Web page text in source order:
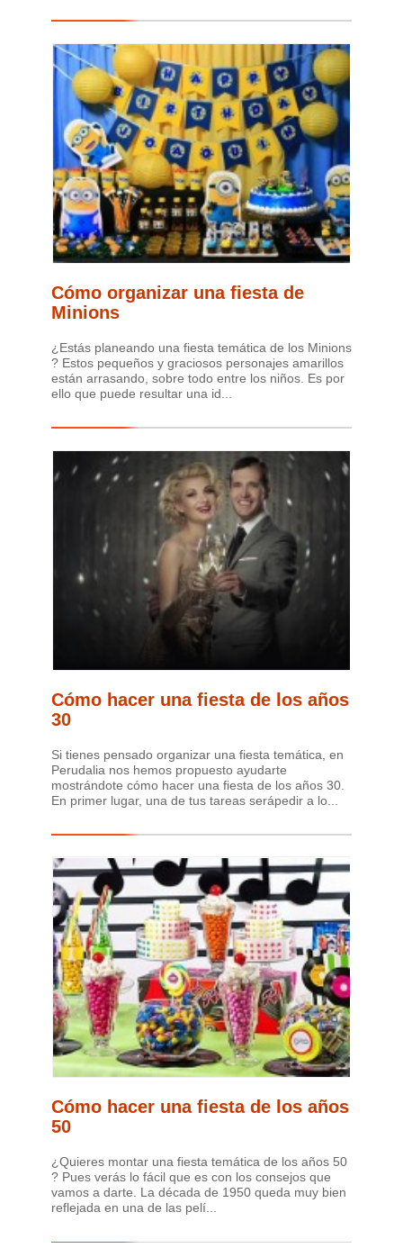
Cómo organizar una fiesta de
Minions
¿Estás planeando una fiesta temática de los Minions
? Estos pequeños y graciosos personajes amarillos
están arrasando, sobre todo entre los niños. Es por
ello que puede resultar una id...
Cómo hacer una fiesta de los años
30
Si tienes pensado organizar una fiesta temática, en
Perudalia nos hemos propuesto ayudarte
mostrándote cómo hacer una fiesta de los años 30.
En primer lugar, una de tus tareas serápedir a lo...
Cómo hacer una fiesta de los años
50
¿Quieres montar una fiesta temática de los años 50
? Pues verás lo fácil que es con los consejos que
vamos a darte. La década de 1950 queda muy bien
reflejada en una de las pelí...